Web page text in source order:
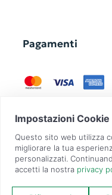
Pagamenti
GadgetZilla è un Brand di
i diritti